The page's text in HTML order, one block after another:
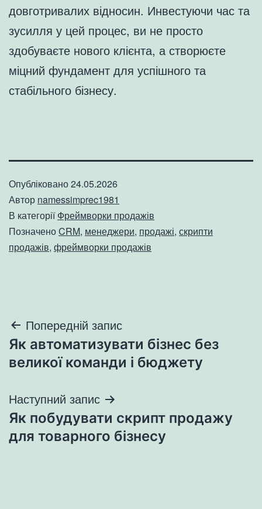
довготривалих відносин. Инвестуючи час та
зусилля у цей процес, ви не просто
здобуваєте нового клієнта, а створюєте
міцний фундамент для успішного та
стабільного бізнесу.
Опубліковано24.05.2026
Автор namessimprec1981
В категоріїФреймворки продажів
ПозначеноCRM, менеджери, продажі, скрипти
продажів, фреймворки продажів
Навігація
записів
Попередній запис
Як автоматизувати бізнес без
великої команди і бюджету
Наступний запис
Як побудувати скрипт продажу
для товарного бізнесу